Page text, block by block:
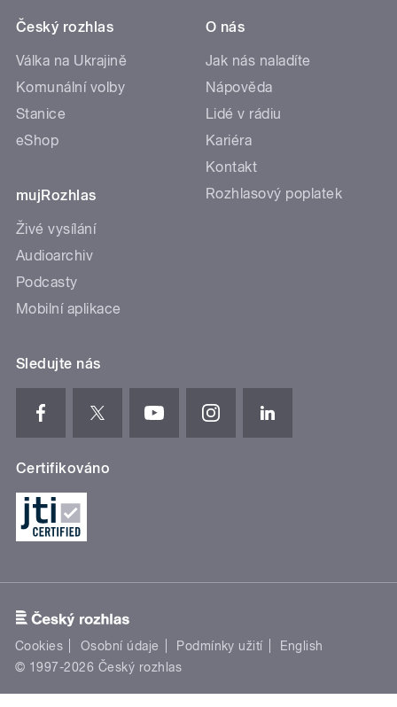
Český rozhlas
Válka na Ukrajině
Komunální volby
Stanice
eShop
mujRozhlas
Živé vysílání
Audioarchiv
Podcasty
Mobilní aplikace
O nás
Jak nás naladíte
Nápověda
Lidé v rádiu
Kariéra
Kontakt
Rozhlasový poplatek
Sledujte nás
Certifikováno
Cookies Osobní údaje Podmínky užití
English
© 1997-2026 Český rozhlas